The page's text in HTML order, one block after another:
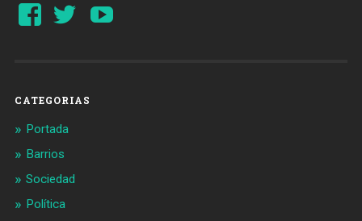
Ver
perfil
Ver
perfil
CATEGORIAS
Portada
Barrios
Sociedad
Política